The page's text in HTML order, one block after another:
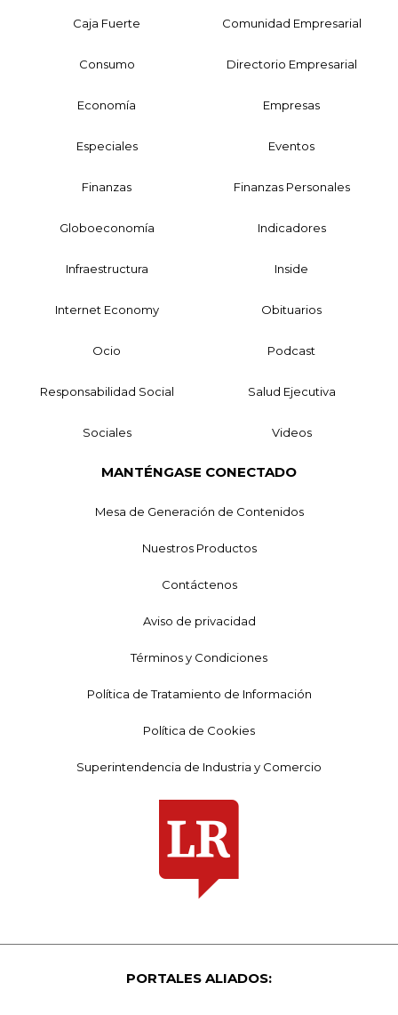
Caja Fuerte Comunidad Empresarial
Consumo Directorio Empresarial
Economía Empresas
Especiales Eventos
Finanzas Finanzas Personales
Globoeconomía Indicadores
Infraestructura Inside
Internet Economy Obituarios
Ocio Podcast
Responsabilidad Social Salud Ejecutiva
Sociales Videos
MANTÉNGASE CONECTADO
Mesa de Generación de Contenidos
Nuestros Productos
Contáctenos
Aviso de privacidad
Términos y Condiciones
Política de Tratamiento de Información
Política de Cookies
Superintendencia de Industria y Comercio
PORTALES ALIADOS: